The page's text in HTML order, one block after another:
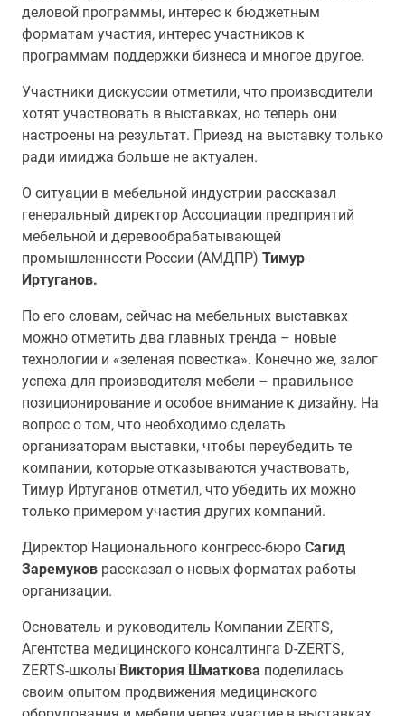
деловой программы, интерес к бюджетным
форматам участия, интерес участников к
программам поддержки бизнеса и многое другое.
Участники дискуссии отметили, что производители
хотят участвовать в выставках, но теперь они
настроены на результат. Приезд на выставку только
ради имиджа больше не актуален.
О ситуации в мебельной индустрии рассказал
генеральный директор Ассоциации предприятий
мебельной и деревообрабатывающей
промышленности России (АМДПР) Тимур
Иртуганов.
По его словам, сейчас на мебельных выставках
можно отметить два главных тренда – новые
технологии и «зеленая повестка». Конечно же, залог
успеха для производителя мебели – правильное
позиционирование и особое внимание к дизайну. На
вопрос о том, что необходимо сделать
организаторам выставки, чтобы переубедить те
компании, которые отказываются участвовать,
Тимур Иртуганов отметил, что убедить их можно
только примером участия других компаний.
Директор Национального конгресс-бюро Сагид
Заремуков рассказал о новых форматах работы
организации.
Основатель и руководитель Компании ZERTS,
Агентства медицинского консалтинга D-ZERTS,
ZERTS-школы Виктория Шматкова поделилась
своим опытом продвижения медицинского